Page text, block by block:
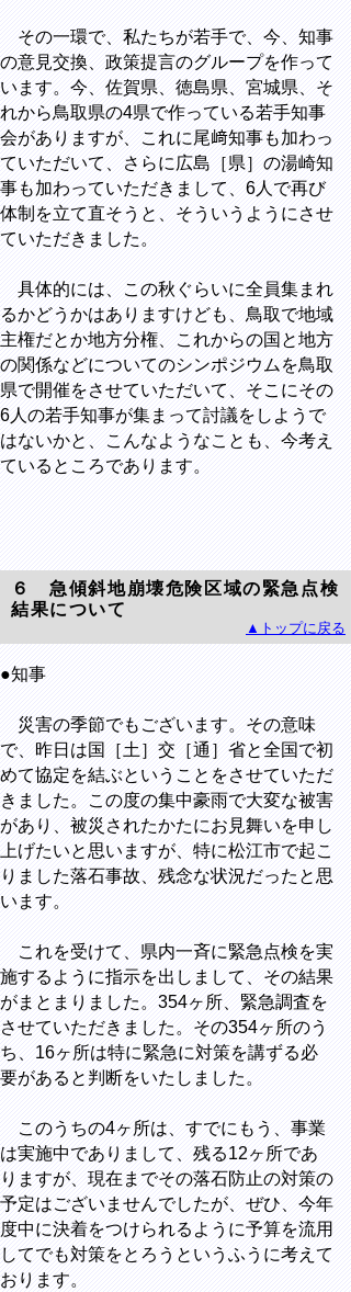
その一環で、私たちが若手で、今、知事
の意見交換、政策提言のグループを作って
います。今、佐賀県、徳島県、宮城県、そ
れから鳥取県の4県で作っている若手知事
会がありますが、これに尾﨑知事も加わっ
ていただいて、さらに広島［県］の湯崎知
事も加わっていただきまして、6人で再び
体制を立て直そうと、そういうようにさせ
ていただきました。
具体的には、この秋ぐらいに全員集まれ
るかどうかはありますけども、鳥取で地域
主権だとか地方分権、これからの国と地方
の関係などについてのシンポジウムを鳥取
県で開催をさせていただいて、そこにその
6人の若手知事が集まって討議をしようで
はないかと、こんなようなことも、今考え
ているところであります。
６ 急傾斜地崩壊危険区域の緊急点検
結果について
▲トップに戻る
●知事
災害の季節でもございます。その意味
で、昨日は国［土］交［通］省と全国で初
めて協定を結ぶということをさせていただ
きました。この度の集中豪雨で大変な被害
があり、被災されたかたにお見舞いを申し
上げたいと思いますが、特に松江市で起こ
りました落石事故、残念な状況だったと思
います。
これを受けて、県内一斉に緊急点検を実
施するように指示を出しまして、その結果
がまとまりました。354ヶ所、緊急調査を
させていただきました。その354ヶ所のう
ち、16ヶ所は特に緊急に対策を講ずる必
要があると判断をいたしました。
このうちの4ヶ所は、すでにもう、事業
は実施中でありまして、残る12ヶ所であ
りますが、現在までその落石防止の対策の
予定はございませんでしたが、ぜひ、今年
度中に決着をつけられるように予算を流用
してでも対策をとろうというふうに考えて
おります。